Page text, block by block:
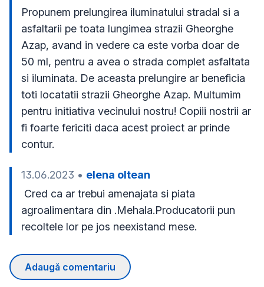
Propunem prelungirea iluminatului stradal si a
asfaltarii pe toata lungimea strazii Gheorghe
Azap, avand in vedere ca este vorba doar de
50 ml, pentru a avea o strada complet asfaltata
si iluminata. De aceasta prelungire ar beneficia
toti locatatii strazii Gheorghe Azap. Multumim
pentru initiativa vecinului nostru! Copiii nostrii ar
fi foarte fericiti daca acest proiect ar prinde
contur.
13.06.2023 • elena oltean
agroalimentara din .Mehala.Producatorii pun
recoltele lor pe jos neexistand mese.
Adaugă comentariu